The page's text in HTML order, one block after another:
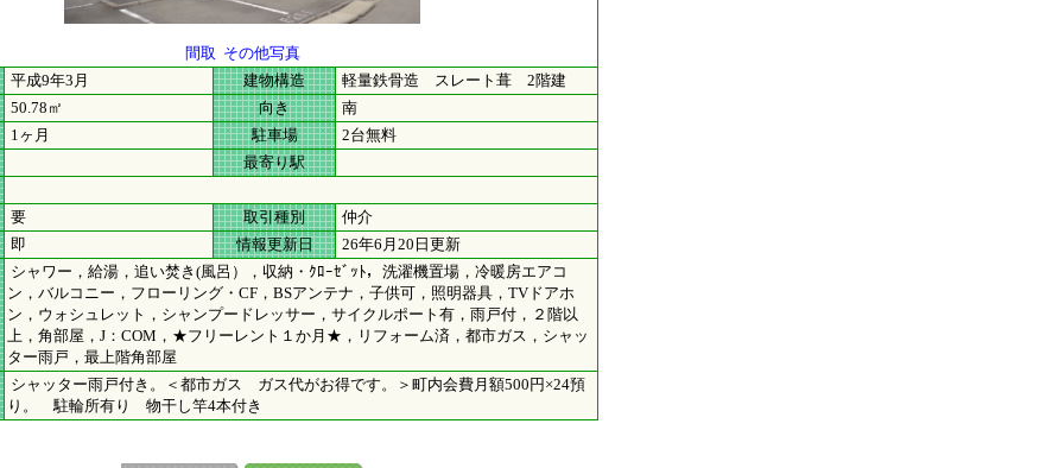
間取 その他写真
平成9年3月 建物構造
軽量鉄骨造 スレート葺 2階建
50.78㎡ 向き
南
1ヶ月 駐車場
2台無料
最寄り駅
要 取引種別
仲介
即 情報更新日 26年6月20日更新
シャワー，給湯，追い焚き(風呂），収納・ｸﾛｰｾﾞｯﾄ，洗濯機置場，冷暖房エアコ
ン，バルコニー，フローリング・CF，BSアンテナ，子供可，照明器具，TVドアホ
ン，ウォシュレット，シャンプードレッサー，サイクルポート有，雨戸付，２階以
上，角部屋，J：COM，★フリーレント１か月★，リフォーム済，都市ガス，シャッ
ター雨戸，最上階角部屋
シャッター雨戸付き。＜都市ガス ガス代がお得です。＞町内会費月額500円×24預
り。 駐輪所有り 物干し竿4本付き